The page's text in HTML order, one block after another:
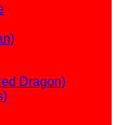
Dragon)